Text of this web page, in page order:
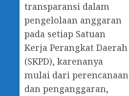
transparansi dalam
pengelolaan anggaran
pada setiap Satuan
Kerja Perangkat Daerah
(SKPD), karenanya
mulai dari perencanaan
dan penganggaran,